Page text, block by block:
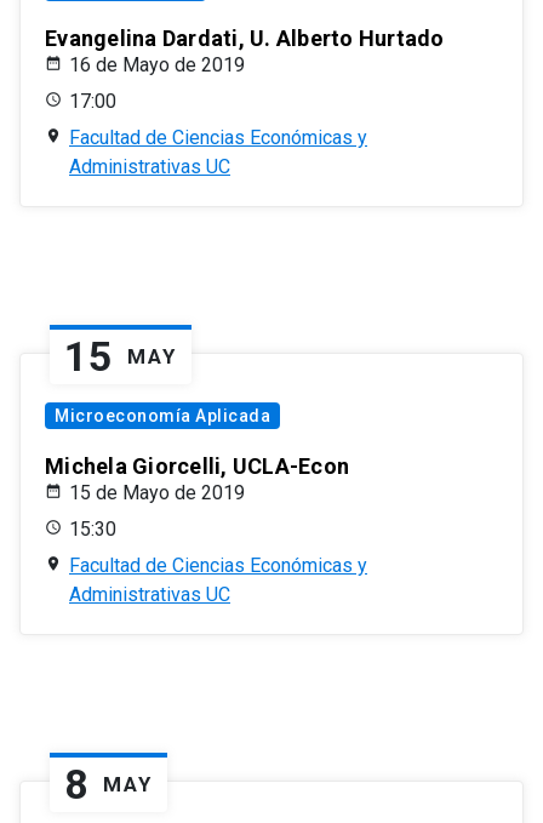
Evangelina Dardati, U. Alberto Hurtado
16 de Mayo de 2019
17:00
Facultad de Ciencias Económicas y
Administrativas UC
15 MAY
Microeconomía Aplicada
Michela Giorcelli, UCLA-Econ
15 de Mayo de 2019
15:30
Facultad de Ciencias Económicas y
Administrativas UC
8 MAY